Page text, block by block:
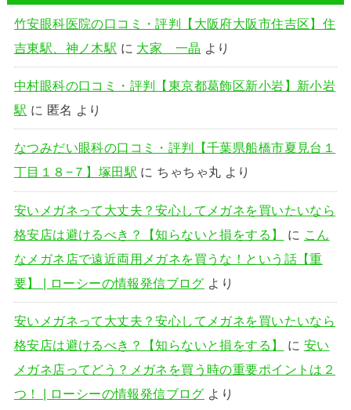
竹安眼科医院の口コミ・評判【大阪府大阪市住吉区】住
吉東駅、神ノ木駅 に 大家 一晶 より
中村眼科の口コミ・評判【東京都葛飾区新小岩】新小岩
駅 に 匿名 より
なつみだい眼科の口コミ・評判【千葉県船橋市夏見台１
丁目１８−７】塚田駅 に ちゃちゃ丸 より
安いメガネって大丈夫？安心してメガネを買いたいなら
格安店は避けるべき？【知らないと損をする】
に こん
なメガネ店で遠近両用メガネを買うな！という話【重
要】 | ローシーの情報発信ブログ より
安いメガネって大丈夫？安心してメガネを買いたいなら
格安店は避けるべき？【知らないと損をする】
に 安い
メガネ店ってどう？メガネを買う時の重要ポイントは２
つ！ | ローシーの情報発信ブログ より